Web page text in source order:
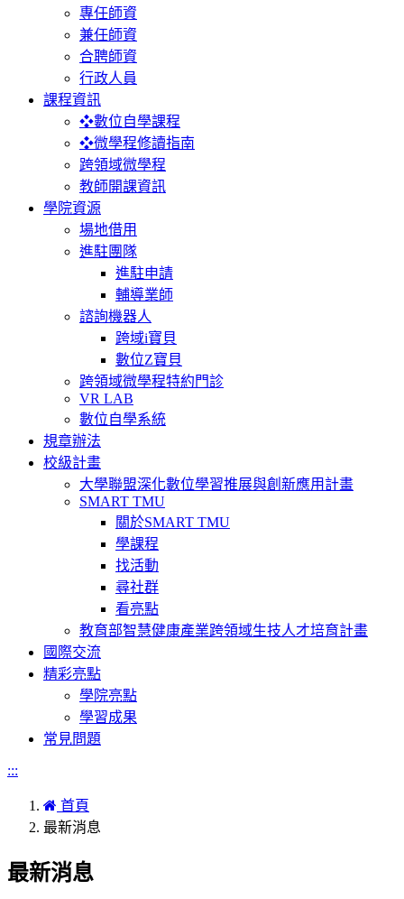
專任師資
兼任師資
合聘師資
行政人員
課程資訊
❖數位自學課程
❖微學程修讀指南
跨領域微學程
教師開課資訊
學院資源
場地借用
進駐團隊
進駐申請
輔導業師
諮詢機器人
跨域i寶貝
數位Z寶貝
跨領域微學程特約門診
VR LAB
數位自學系統
規章辦法
校級計畫
大學聯盟深化數位學習推展與創新應用計畫
SMART TMU
關於SMART TMU
學課程
找活動
尋社群
看亮點
教育部智慧健康產業跨領域生技人才培育計畫
國際交流
精彩亮點
學院亮點
學習成果
常見問題
:::
首頁
最新消息
最新消息